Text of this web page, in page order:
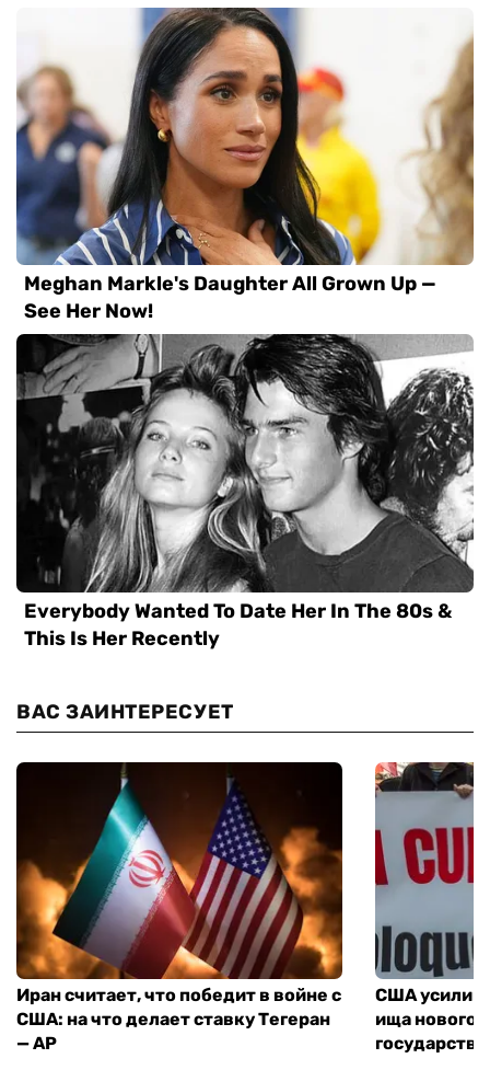
ВАС ЗАИНТЕРЕСУЕТ
Иран считает, что победит в войне с
США: на что делает ставку Тегеран
— AP
США
ища нового